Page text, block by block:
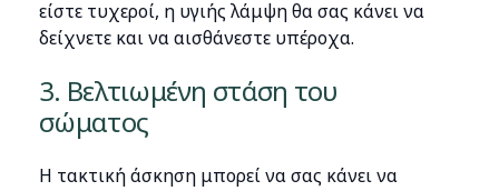
είστε τυχεροί, η υγιής λάμψη θα σας κάνει να
δείχνετε και να αισθάνεστε υπέροχα.
3. Βελτιωμένη στάση του
σώματος
Η τακτική άσκηση μπορεί να σας κάνει να